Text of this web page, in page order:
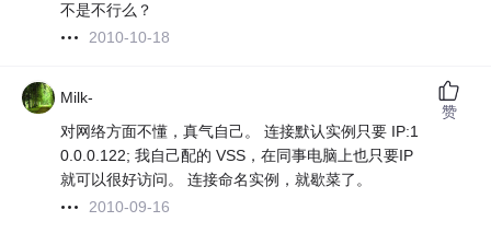
不是不行么？
2010-10-18
Milk-
对网络方面不懂，真气自己。 连接默认实例只要 IP:1
0.0.0.122; 我自己配的 VSS，在同事电脑上也只要IP
就可以很好访问。 连接命名实例，就歇菜了。
2010-09-16
赞